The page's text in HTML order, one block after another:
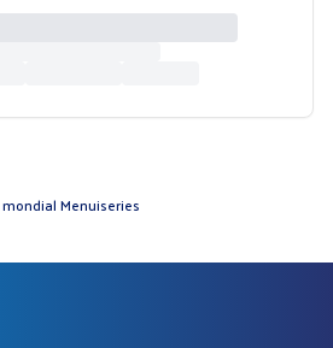
Menuiseries